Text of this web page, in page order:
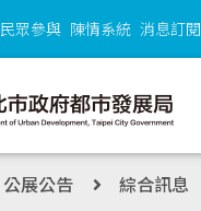
民眾參與 陳情系統 消息訂閱
公展公告 綜合訊息